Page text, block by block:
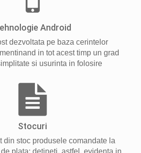
Android
dezvoltata pe baza cerintelor
in tot acest timp un grad
si usurinta in folosire
Stocuri
din stoc produsele comandate la
plata; detineti, astfel, evidenta in